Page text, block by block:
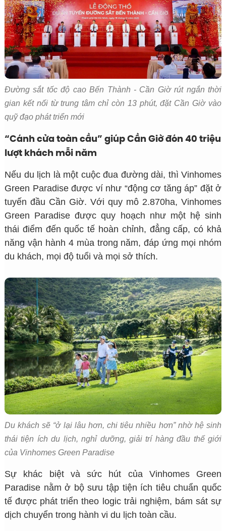
Đường sắt tốc độ cao Bến Thành - Cần Giờ rút ngắn thời
gian kết nối từ trung tâm chỉ còn 13 phút, đặt Cần Giờ vào
quỹ đạo phát triển mới
“Cánh cửa toàn cầu” giúp Cần Giờ đón 40 triệu
lượt khách mỗi năm
Nếu du lịch là một cuộc đua đường dài, thì Vinhomes
Green Paradise được ví như “động cơ tăng áp” đặt ở
tuyến đầu Cần Giờ. Với quy mô 2.870ha, Vinhomes
Green Paradise được quy hoạch như một hệ sinh
thái điểm đến quốc tế hoàn chỉnh, đẳng cấp, có khả
năng vận hành 4 mùa trong năm, đáp ứng mọi nhóm
du khách, mọi độ tuổi và mọi sở thích.
Du khách sẽ “ở lại lâu hơn, chi tiêu nhiều hơn” nhờ hệ sinh
thái tiện ích du lịch, nghỉ dưỡng, giải trí hàng đầu thế giới
của Vinhomes Green Paradise
Sự khác biệt và sức hút của Vinhomes Green
Paradise nằm ở bộ sưu tập tiện ích tiêu chuẩn quốc
tế được phát triển theo logic trải nghiệm, bám sát sự
dịch chuyển trong hành vi du lịch toàn cầu.